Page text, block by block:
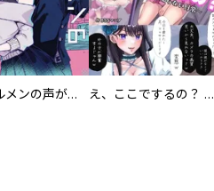
同じギルメンの声が好き え、ここでするの？ アイドルのファンが知らない日常